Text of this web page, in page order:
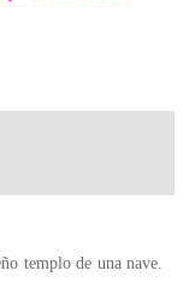
templo de una nave.